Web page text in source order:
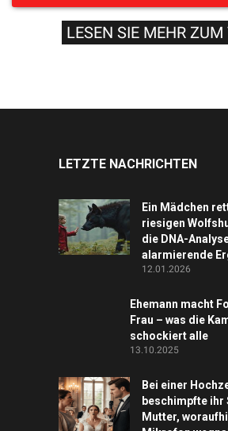
LESEN SIE MEHR
LETZTE NACHRICHTEN
Ein Mädchen
riesigen
die DNA-
alarmierende
12.01.2026
Ehemann macht
Frau – was die
schockiert alle
13.10.2025
Bei einer
beschimpfte ihr
Mutter,